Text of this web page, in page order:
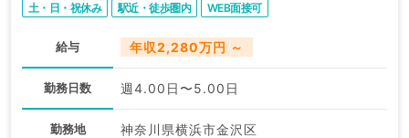
土・日・祝休み
駅近・徒歩圏内 WEB面接可
給与 年収2,280万円 ～
勤務日数 週4.00日〜5.00日
勤務地 神奈川県横浜市金沢区